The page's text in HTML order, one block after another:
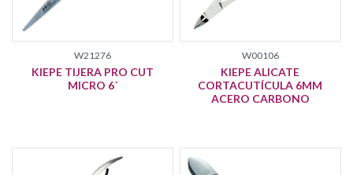
W21276
KIEPE TIJERA PRO CUT
MICRO 6´
W00106
KIEPE ALICATE
CORTACUTÍCULA 6MM
ACERO CARBONO